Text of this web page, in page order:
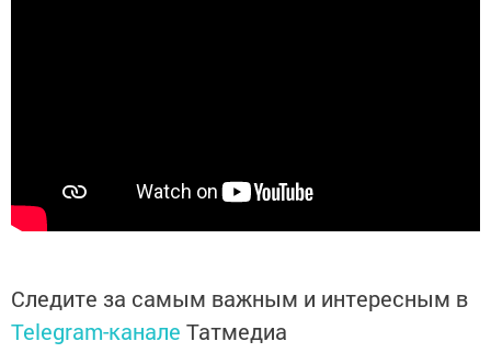
Следите за самым важным и интересным в
Telegram-канале Татмедиа